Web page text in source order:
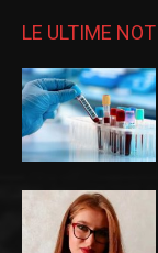
LE ULTIME